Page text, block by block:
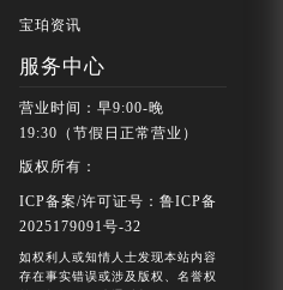
宝珀资讯
服务中心
营业时间：早9:00-晚
19:30（节假日正常营业）
版权所有：
ICP备案/许可证号：鲁ICP备
2025179091号-32
如权利人或知情人士发现本站内容
存在事实错误或涉及版权、名誉权